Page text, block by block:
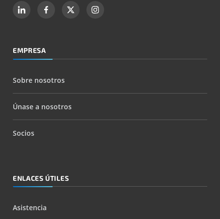
EMPRESA
Sobre nosotros
Únase a nosotros
Socios
ENLACES ÚTILES
Asistencia